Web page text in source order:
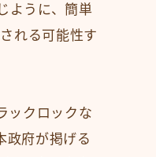
ように、簡単
れる可能性す
ックロックな
政府が掲げる